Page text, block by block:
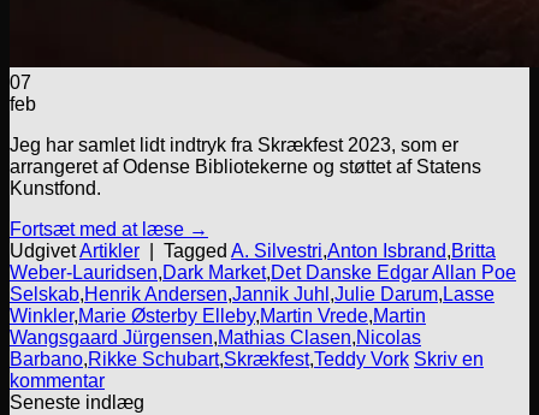
07
feb
Jeg har samlet lidt indtryk fra Skrækfest 2023, som er
arrangeret af Odense Bibliotekerne og støttet af Statens
Kunstfond.
Fortsæt med at læse →
UdgivetArtikler Tagged A. Silvestri,Anton Isbrand,Britta
Weber-Lauridsen,Dark Market,Det Danske Edgar Allan Poe
Selskab,Henrik Andersen,Jannik Juhl ,Julie Darum, Lasse
Winkler,Marie Østerby Elleby,Martin Vrede,Martin
Wangsgaard Jürgensen,Mathias Clasen,Nicolas
Barbano,Rikke Schubart,Skrækfest,Teddy Vork Skriv en
kommentar
Seneste indlæg